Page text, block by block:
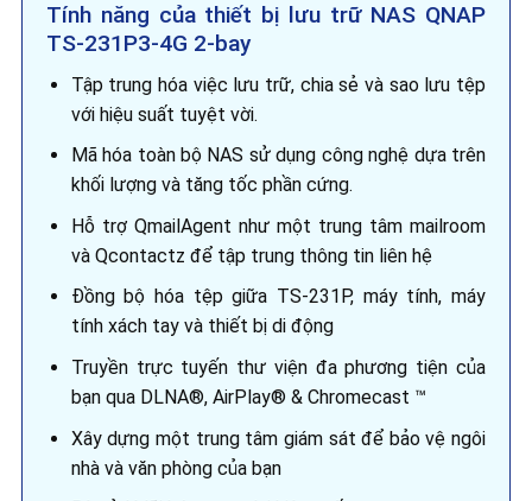
9,040,000 ₫.
Tính năng của thiết bị lưu trữ NAS QNAP
TS-231P3-4G 2-bay
Tập trung hóa việc lưu trữ, chia sẻ và sao lưu tệp
với hiệu suất tuyệt vời.
Mã hóa toàn bộ NAS sử dụng công nghệ dựa trên
khối lượng và tăng tốc phần cứng.
Hỗ trợ QmailAgent như một trung tâm mailroom
và Qcontactz để tập trung thông tin liên hệ
Đồng bộ hóa tệp giữa TS-231P, máy tính, máy
tính xách tay và thiết bị di động
Truyền trực tuyến thư viện đa phương tiện của
bạn qua DLNA®, AirPlay® & Chromecast ™
Xây dựng một trung tâm giám sát để bảo vệ ngôi
nhà và văn phòng của bạn